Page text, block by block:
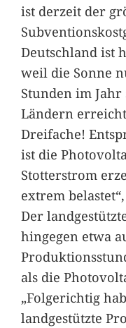
ist derzeit der
Deutschland ist
weil die Sonne
Stunden im
Ländern
Dreifache!
ist die
Stotterstrom
extrem
Der
hingegen etwa
als die
„Folgerichtig
landgestützte